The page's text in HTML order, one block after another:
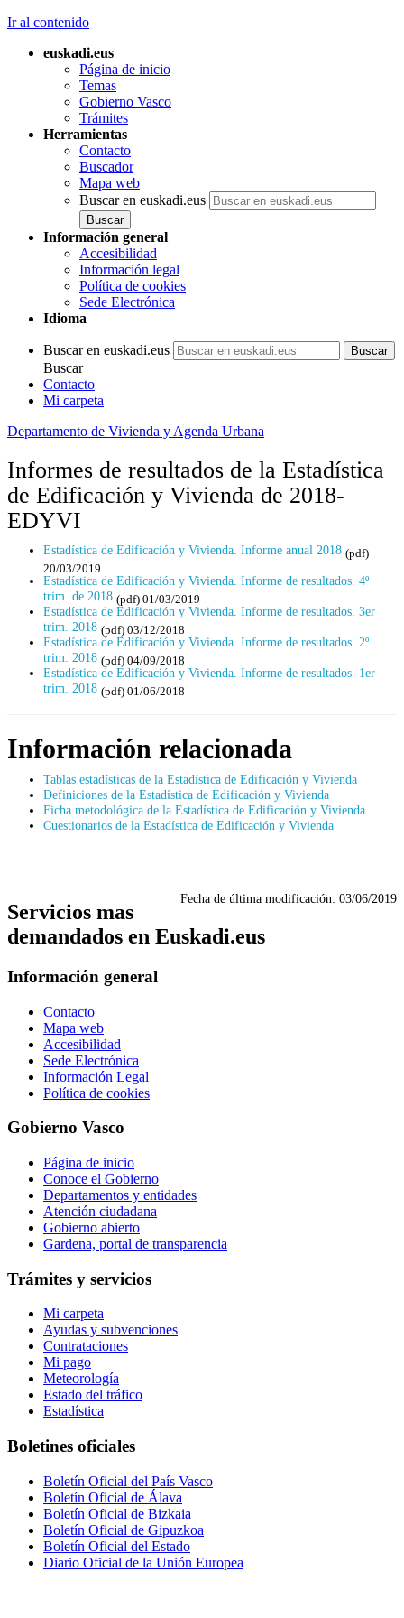
Ir al contenido
euskadi.eus
Página de inicio
Temas
Gobierno Vasco
Trámites
Herramientas
Contacto
Buscador
Mapa web
Buscar en euskadi.eus
Información general
Accesibilidad
Información legal
Política de cookies
Sede Electrónica
Idioma
Buscar en euskadi.eus
Buscar
Contacto
Mi carpeta
Departamento de Vivienda y Agenda Urbana
Informes de resultados de la Estadística
de Edificación y Vivienda de 2018-
EDYVI
Estadística de Edificación y Vivienda. Informe anual 2018 (pdf)
20/03/2019
Estadística de Edificación y Vivienda. Informe de resultados. 4º
trim. de 2018 (pdf) 01/03/2019
Estadística de Edificación y Vivienda. Informe de resultados. 3er
trim. 2018 (pdf) 03/12/2018
Estadística de Edificación y Vivienda. Informe de resultados. 2º
trim. 2018 (pdf) 04/09/2018
Estadística de Edificación y Vivienda. Informe de resultados. 1er
trim. 2018 (pdf) 01/06/2018
Información relacionada
Tablas estadísticas de la Estadística de Edificación y Vivienda
Definiciones de la Estadística de Edificación y Vivienda
Ficha metodológica de la Estadística de Edificación y Vivienda
Cuestionarios de la Estadística de Edificación y Vivienda
Fecha de última modificación: 03/06/2019
Servicios mas
demandados en Euskadi.eus
Información general
Contacto
Mapa web
Accesibilidad
Sede Electrónica
Información Legal
Política de cookies
Gobierno Vasco
Página de inicio
Conoce el Gobierno
Departamentos y entidades
Atención ciudadana
Gobierno abierto
Gardena, portal de transparencia
Trámites y servicios
Mi carpeta
Ayudas y subvenciones
Contrataciones
Mi pago
Meteorología
Estado del tráfico
Estadística
Boletines oficiales
Boletín Oficial del País Vasco
Boletín Oficial de Álava
Boletín Oficial de Bizkaia
Boletín Oficial de Gipuzkoa
Boletín Oficial del Estado
Diario Oficial de la Unión Europea